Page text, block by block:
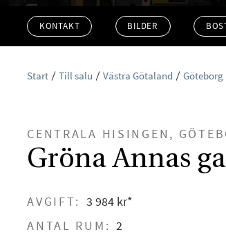
KONTAKT BILDER
Start Till salu Västra Götaland Göteborg
CENTRALA HISINGEN,
Gröna Annas
AVGIFT: 3 984 kr*
ANTAL RUM: 2